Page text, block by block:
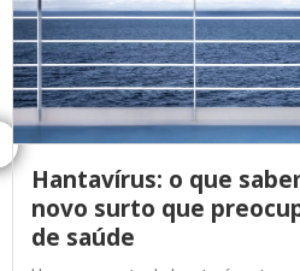
Hantavírus: o que
novo surto que
de saúde